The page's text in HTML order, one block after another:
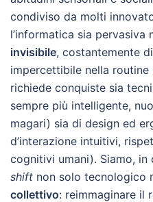
condiviso da molti
l’informatica sia pervasiva
invisibile, costantemente
impercettibile nella
richiede conquiste sia
sempre più intelligente,
magari) sia di design ed
d’interazione intuitivi,
cognitivi umani). Siamo,
shift non solo tecnologico
collettivo: reimmaginare il